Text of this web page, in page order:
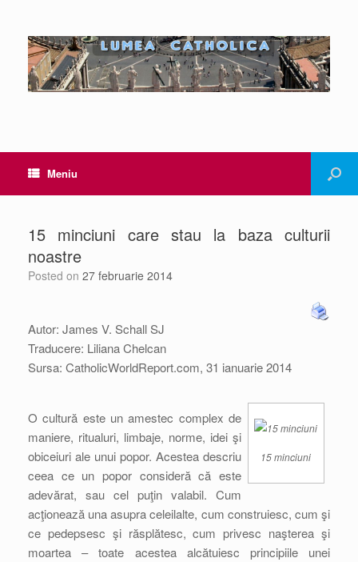
Meniu
15 minciuni care stau la baza culturii
noastre
Posted on 27 februarie 2014
Autor: James V. Schall SJ
Traducere: Liliana Chelcan
Sursa: CatholicWorldReport.com, 31 ianuarie 2014
15 minciuni
O cultură este un amestec complex de
maniere, ritualuri, limbaje, norme, idei şi
obiceiuri ale unui popor. Acestea descriu
ceea ce un popor consideră că este
adevărat, sau cel puţin valabil. Cum
acţionează una asupra celeilalte, cum construiesc, cum şi
ce pedepsesc şi răsplătesc, cum privesc naşterea şi
moartea – toate acestea alcătuiesc principiile unei